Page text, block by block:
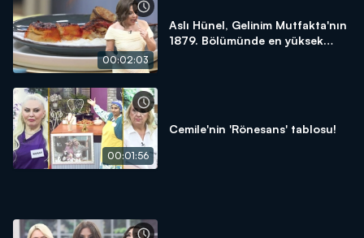
00:02:03
Aslı Hünel, Gelinim Mutfakta'nın
1879. Bölümünde en yüksek
00:01:56
Cemile'nin 'Rönesans' tablosu!